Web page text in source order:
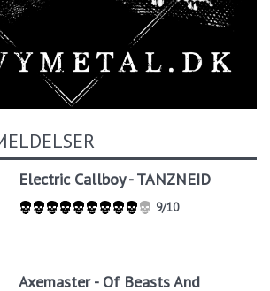
Electric Callboy - TANZNEID
9/10
Axemaster - Of Beasts And